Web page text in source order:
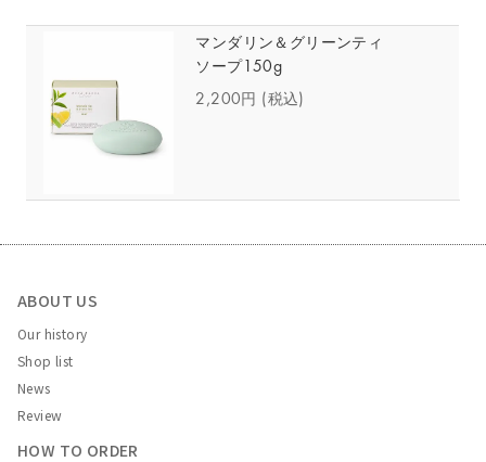
マンダリン＆グリーンティ
ソープ150g
2,200円 (税込)
ABOUT US
Our history
Shop list
News
Review
HOW TO ORDER